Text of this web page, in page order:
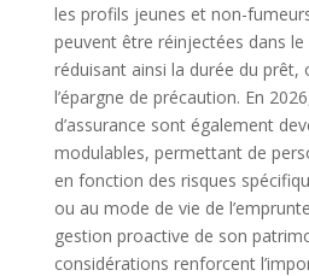
les profils jeunes et non-
peuvent être réinjectées dans
réduisant ainsi la durée du prêt,
l’épargne de précaution. En
d’assurance sont également
modulables, permettant de
en fonction des risques
ou au mode de vie de
gestion proactive de son
considérations renforcent